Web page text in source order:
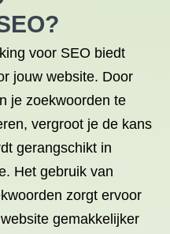
voor SEO biedt
jouw website. Door
je zoekwoorden te
vergroot je de kans
gerangschikt in
Het gebruik van
zorgt ervoor
gemakkelijker